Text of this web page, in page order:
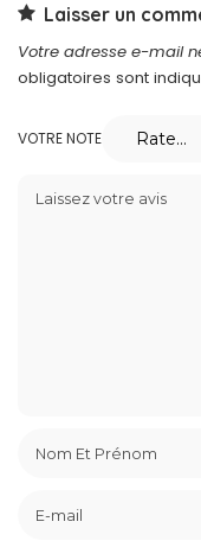
Laisser un
Votre adresse e-mail
obligatoires sont
VOTRE NOTE